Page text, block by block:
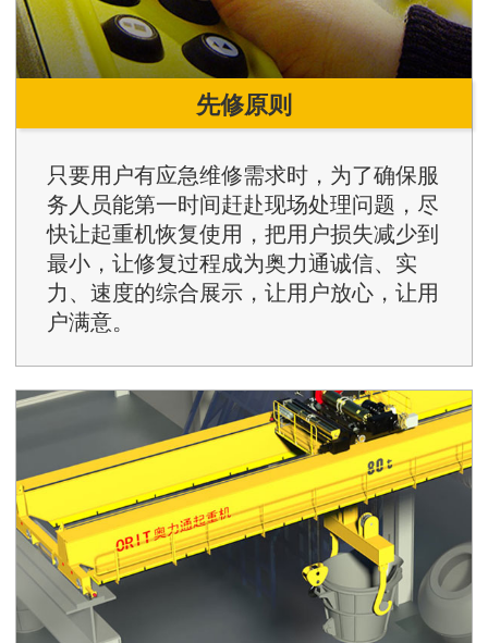
先修原则
只要用户有应急维修需求时，为了确保服
务人员能第一时间赶赴现场处理问题，尽
快让起重机恢复使用，把用户损失减少到
最小，让修复过程成为奥力通诚信、实
力、速度的综合展示，让用户放心，让用
户满意。